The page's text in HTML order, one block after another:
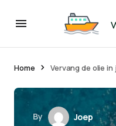
Home Vervang de olie
By
Joep